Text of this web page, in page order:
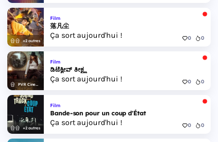
+2 autres
Film
落凡尘
Ça sort aujourd'hui ! 0 0
PVR Cinemas
Film
ಡಿಟೆಕ್ವೀವ್ ತೀಕ್ಷ್ಣ
Ça sort aujourd'hui ! 0 0
+2 autres
Film
Bande-son pour un coup d'État
Ça sort aujourd'hui ! 0 0